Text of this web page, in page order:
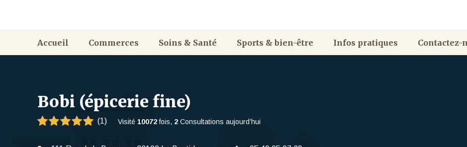
Accueil Commerces Soins & Santé Sports & bien-être Infos pratiques Contactez-
Bobi (épicerie fine)
(1) Visité 10072fois, 2 Consultations aujourd’hui